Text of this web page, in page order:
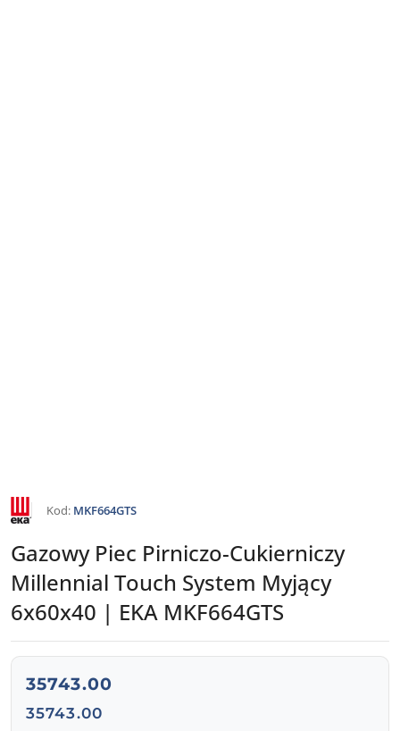
NAZWA
PRODUCENTA:
EKA
Kod: MKF664GTS
Gazowy Piec Pirniczo-Cukierniczy
Millennial Touch System Myjący
6x60x40 | EKA MKF664GTS
cena:
35743.00
Cena:
35743.00